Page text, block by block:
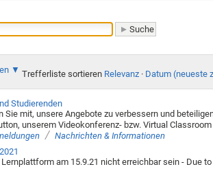
Trefferliste sortieren Relevanz · Datum (neueste
Studierenden
Sie mit, unsere Angebote zu verbessern und
unserem Videokonferenz- bzw. Virtual Classroom
/ Nachrichten & Informationen
am 15.9.21 nicht erreichbar sein - Due